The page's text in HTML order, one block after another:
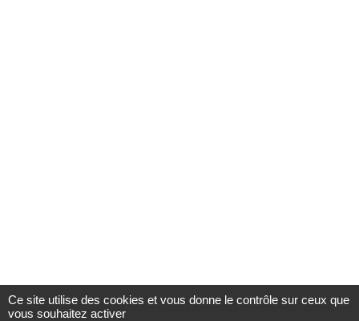
Ce site utilise des cookies et vous donne le contrôle sur ceux que
vous souhaitez activer